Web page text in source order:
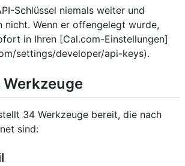
Schlüssel niemals weiter und
nicht. Wenn er offengelegt wurde,
in Ihren [Cal.com-Einstellungen]
settings/developer/api-keys).
34 Werkzeuge bereit, die nach
sind: